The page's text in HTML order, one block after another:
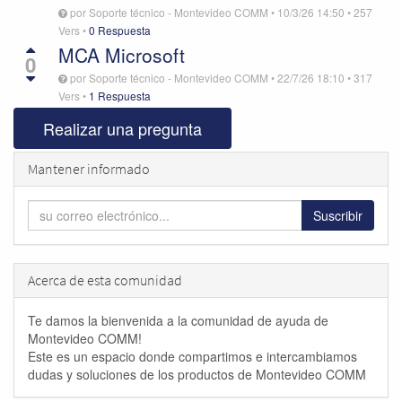
porSoporte técnico - Montevideo COMM • 10/3/26 14:50 •257
Vers•0 Respuesta
0 MCA Microsoft
porSoporte técnico - Montevideo COMM •22/7/26 18:10 •317
Vers• 1 Respuesta
Realizar una pregunta
Mantener informado
Suscribir
Acerca de esta comunidad
Te damos la bienvenida a la comunidad de ayuda de
Montevideo COMM!
Este es un espacio donde compartimos e intercambiamos
dudas y soluciones de los productos de Montevideo COMM